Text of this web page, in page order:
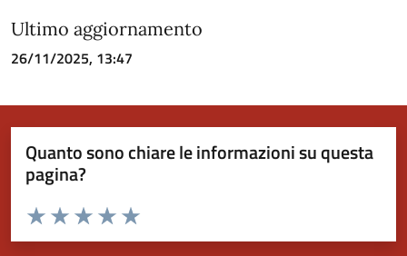
Ultimo aggiornamento
26/11/2025, 13:47
Quanto sono chiare le informazioni su questa
pagina?
Valuta da 1 a 5 stelle la pagina
Valuta 5 stelle su 5
Valuta 4 stelle su 5
Valuta 3 stelle su 5
Valuta 2 stelle su 5
Valuta 1 stelle su 5